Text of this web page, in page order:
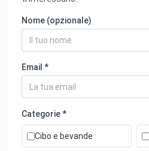
Nome (opzionale)
Email *
Categorie *
Cibo e bevande